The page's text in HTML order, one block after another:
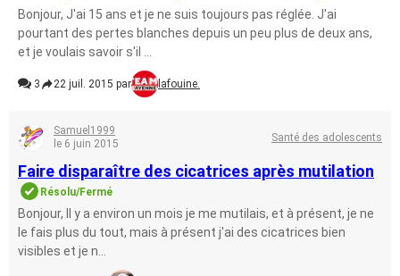
Bonjour, J'ai 15 ans et je ne suis toujours pas réglée. J'ai
pourtant des pertes blanches depuis un peu plus de deux ans,
et je voulais savoir s'il ...
3 22 juil. 2015 par lafouine.
Samuel1999
le 6 juin 2015
Santé des adolescents
Faire disparaître des cicatrices après mutilation
Résolu/Fermé
Bonjour, Il y a environ un mois je me mutilais, et à présent, je ne
le fais plus du tout, mais à présent j'ai des cicatrices bien
visibles et je n...